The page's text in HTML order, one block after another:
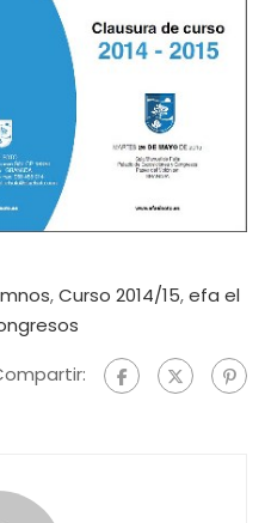
,Curso 2014/15,efa el